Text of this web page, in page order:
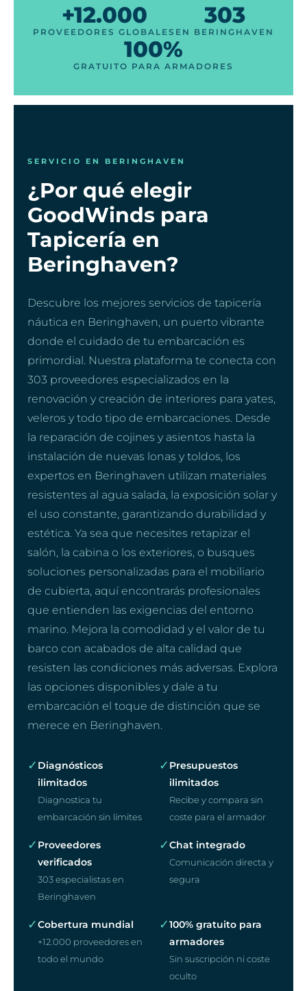
+12.000
PROVEEDORES GLOBALES
303
EN BERINGHAVEN
100%
GRATUITO PARA ARMADORES
SERVICIO EN BERINGHAVEN
¿Por qué elegir
GoodWinds para
Tapicería en
Beringhaven?
Descubre los mejores servicios de tapicería
náutica en Beringhaven, un puerto vibrante
donde el cuidado de tu embarcación es
primordial. Nuestra plataforma te conecta con
303 proveedores especializados en la
renovación y creación de interiores para yates,
veleros y todo tipo de embarcaciones. Desde
la reparación de cojines y asientos hasta la
instalación de nuevas lonas y toldos, los
expertos en Beringhaven utilizan materiales
resistentes al agua salada, la exposición solar y
el uso constante, garantizando durabilidad y
estética. Ya sea que necesites retapizar el
salón, la cabina o los exteriores, o busques
soluciones personalizadas para el mobiliario
de cubierta, aquí encontrarás profesionales
que entienden las exigencias del entorno
marino. Mejora la comodidad y el valor de tu
barco con acabados de alta calidad que
resisten las condiciones más adversas. Explora
las opciones disponibles y dale a tu
embarcación el toque de distinción que se
merece en Beringhaven.
✓ Diagnósticos
ilimitados
Diagnostica tu
embarcación sin límites
✓ Presupuestos
ilimitados
Recibe y compara sin
coste para el armador
✓ Proveedores
verificados
303 especialistas en
Beringhaven
✓Chat integrado
Comunicación directa y
segura
✓Cobertura mundial
+12.000 proveedores en
todo el mundo
✓100% gratuito para
armadores
Sin suscripción ni coste
oculto